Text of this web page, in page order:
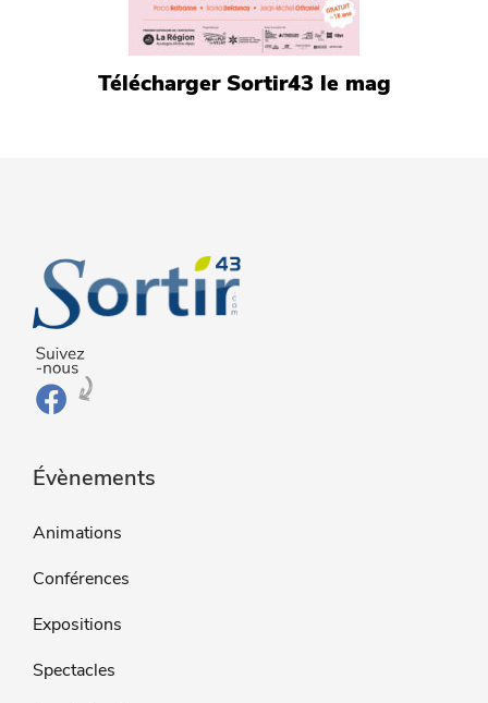
Télécharger Sortir43 le mag
Évènements
Animations
Conférences
Expositions
Spectacles